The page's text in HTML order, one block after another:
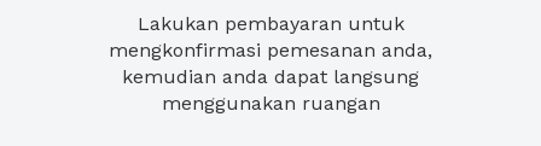
Lakukan pembayaran untuk
mengkonfirmasi pemesanan anda,
kemudian anda dapat langsung
menggunakan ruangan